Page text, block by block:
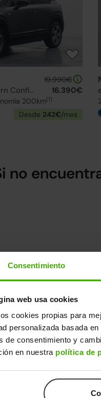
Consentimiento
web usa cookies
cookies propias para
personalizada basada
de consentimiento y
en nuestra política de
e-Skyactiv Advantage Modern Confidence
200km(1)
19.990€
16.390€
Desde 242€/mes
no